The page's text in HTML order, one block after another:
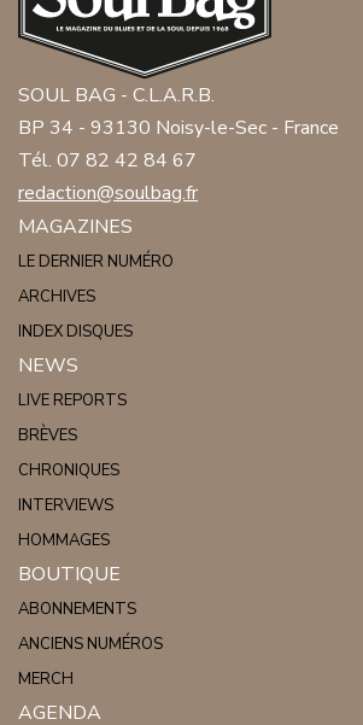
SOUL BAG - C.L.A.R.B.
BP 34 - 93130 Noisy-le-Sec - France
Tél. 07 82 42 84 67
redaction@soulbag.fr
MAGAZINES
LE DERNIER NUMÉRO
ARCHIVES
INDEX DISQUES
NEWS
LIVE REPORTS
BRÈVES
CHRONIQUES
INTERVIEWS
HOMMAGES
BOUTIQUE
ABONNEMENTS
ANCIENS NUMÉROS
MERCH
AGENDA